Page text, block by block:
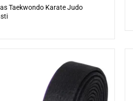
Taekwondo Karate Judo